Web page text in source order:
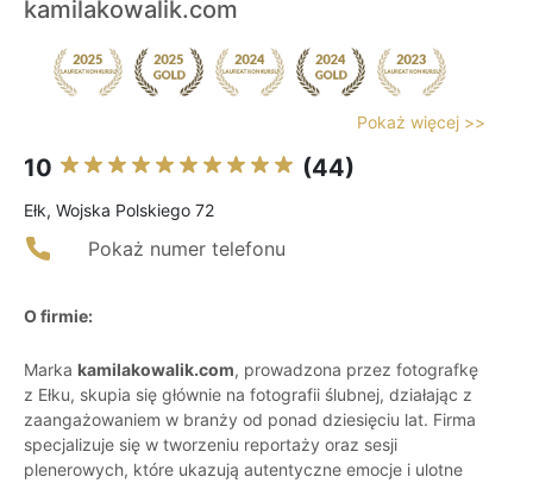
kamilakowalik.com
Pokaż więcej >>
10 (44)
Ełk, Wojska Polskiego 72
Pokaż numer telefonu
O firmie:
Marka kamilakowalik.com, prowadzona przez fotografkę
z Ełku, skupia się głównie na fotografii ślubnej, działając z
zaangażowaniem w branży od ponad dziesięciu lat. Firma
specjalizuje się w tworzeniu reportaży oraz sesji
plenerowych, które ukazują autentyczne emocje i ulotne